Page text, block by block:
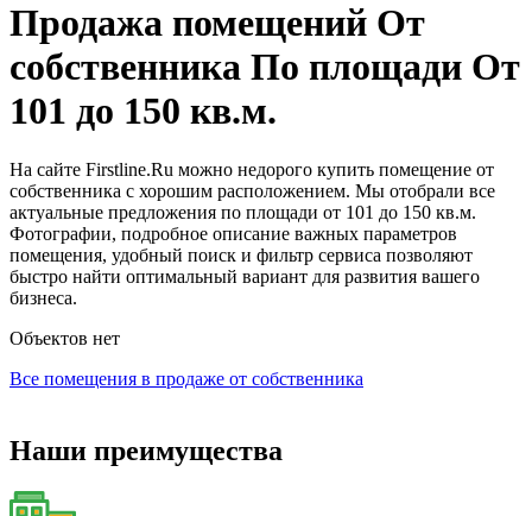
Продажа помещений От
собственника По площади От
101 до 150 кв.м.
На сайте Firstline.Ru можно недорого купить помещение от
собственника с хорошим расположением. Мы отобрали все
актуальные предложения по площади от 101 до 150 кв.м.
Фотографии, подробное описание важных параметров
помещения, удобный поиск и фильтр сервиса позволяют
быстро найти оптимальный вариант для развития вашего
бизнеса.
Объектов нет
Все помещения в продаже от собственника
Наши преимущества